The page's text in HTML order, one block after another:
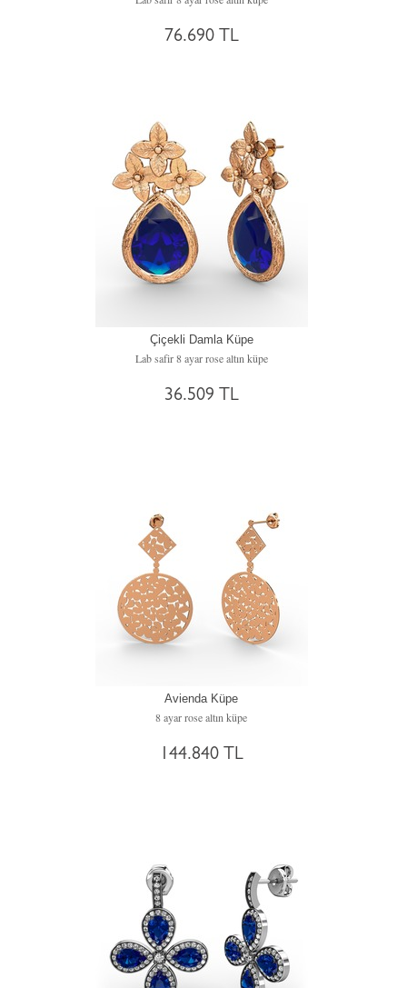
76.690 TL
Çiçekli Damla Küpe
Lab safir 8 ayar rose altın küpe
36.509 TL
Avienda Küpe
8 ayar rose altın küpe
144.840 TL